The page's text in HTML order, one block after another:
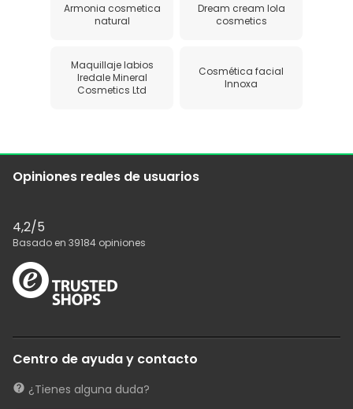
Armonia cosmetica
natural
Dream cream lola
cosmetics
Maquillaje labios
Iredale Mineral
Cosmetics Ltd
Cosmética facial
Innoxa
Opiniones reales de usuarios
4,2/5
Basado en 39184 opiniones
Centro de ayuda y contacto
¿Tienes alguna duda?